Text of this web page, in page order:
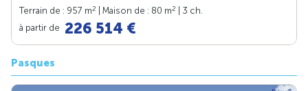
Terrain de : 957 m2 | Maison de : 80 m2
| 3 ch.
à partir de 226 514 €
Pasques